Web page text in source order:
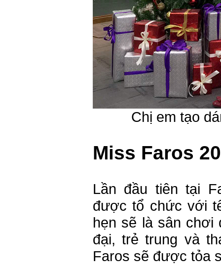
Chị em tạo
Miss Faros
Lần đầu tiên tại
được tổ chức với
hẹn sẽ là sân chơi
đại, trẻ trung và
Faros sẽ được tỏa